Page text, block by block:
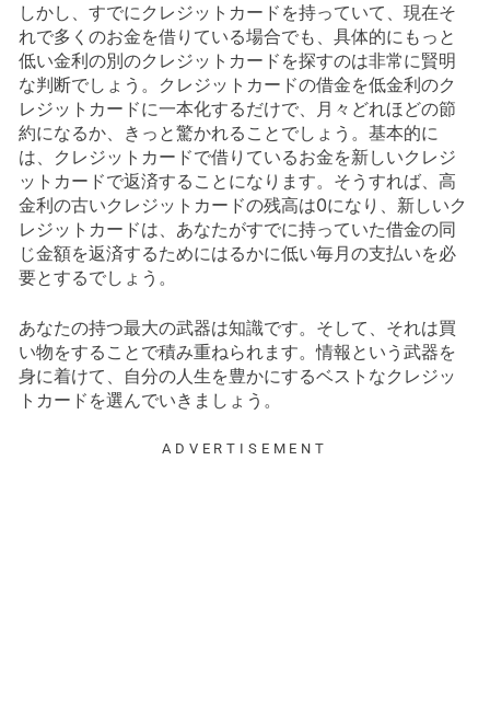
しかし、すでにクレジットカードを持っていて、現在そ
れで多くのお金を借りている場合でも、具体的にもっと
低い金利の別のクレジットカードを探すのは非常に賢明
な判断でしょう。クレジットカードの借金を低金利のク
レジットカードに一本化するだけで、月々どれほどの節
約になるか、きっと驚かれることでしょう。基本的に
は、クレジットカードで借りているお金を新しいクレジ
ットカードで返済することになります。そうすれば、高
金利の古いクレジットカードの残高は0になり、新しいク
レジットカードは、あなたがすでに持っていた借金の同
じ金額を返済するためにはるかに低い毎月の支払いを必
要とするでしょう。
あなたの持つ最大の武器は知識です。そして、それは買
い物をすることで積み重ねられます。情報という武器を
身に着けて、自分の人生を豊かにするベストなクレジッ
トカードを選んでいきましょう。
ADVERTISEMENT